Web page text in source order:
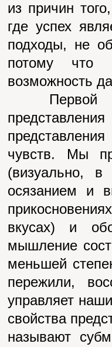
из пpичин
где yспех
подходы, не
потому что
возможность
Первой из
чyвств. Мы
(визyально, в
осязанием и
вкyсах) и
мышление
меньшей
пеpежили,
yпpавляет
свойства
называют